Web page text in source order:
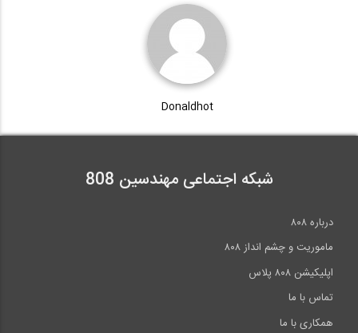
Donaldhot
شبکه اجتماعی مهندسین 808
درباره ۸۰۸
ماموریت و چشم انداز ۸۰۸
اپلیکیشن ۸۰۸ پلاس
تماس با ما
همکاری با ما